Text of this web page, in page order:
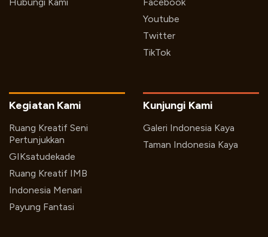
Youtube
Twitter
TikTok
Kegiatan Kami
Ruang Kreatif Seni
Pertunjukkan
GIKsatudekade
Ruang Kreatif IMB
Indonesia Menari
Payung Fantasi
Kunjungi Kami
Galeri Indonesia Kaya
Taman Indonesia Kaya